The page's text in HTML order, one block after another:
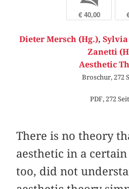
€ 40,00
Dieter Mersch (Hg.), Sylvia
Zanetti
Aesthetic
Broschur, 272
PDF, 272
There is no theory
aesthetic in a
too, did not